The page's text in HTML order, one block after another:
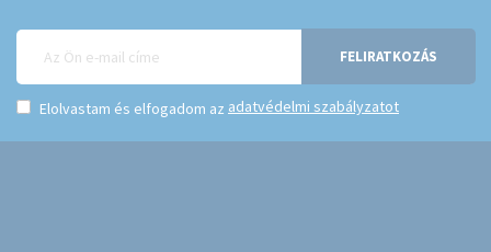
FELIRATKOZÁS
Elolvastam és elfogadom az adatvédelmi szabályzatot